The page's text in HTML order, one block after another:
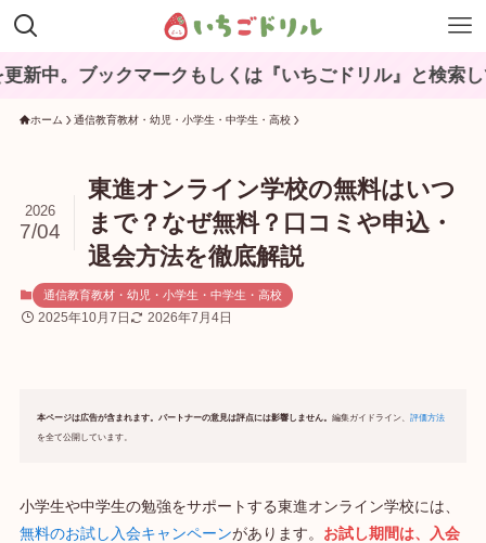
ークもしくは『いちごドリル』と検索してね♪
ホーム 通信教育教材・幼児・小学生・中学生・高校
東進オンライン学校の無料はいつ
まで？なぜ無料？口コミや申込・
退会方法を徹底解説
2026
7/04
通信教育教材・幼児・小学生・中学生・高校
2025年10月7日 2026年7月4日
本ページは広告が含まれます。パートナーの意見は評点には影響しません。 編集ガイドライン、 評価方法
を全て公開しています。
小学生や中学生の勉強をサポートする東進オンライン学校には、
無料のお試し入会キャンペーンがあります。 お試し期間は、入会